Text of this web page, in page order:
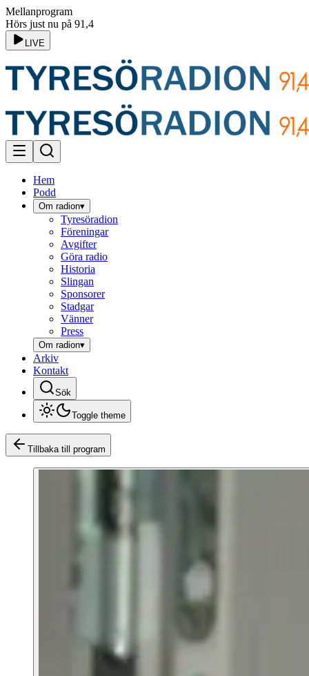
Mellanprogram
Hörs just nu på 91,4
LIVE
Hem
Podd
Om radion▾
Tyresöradion
Föreningar
Avgifter
Göra radio
Historia
Slingan
Sponsorer
Stadgar
Vänner
Press
Om radion▾
Arkiv
Kontakt
Sök
Toggle theme
Tillbaka till program